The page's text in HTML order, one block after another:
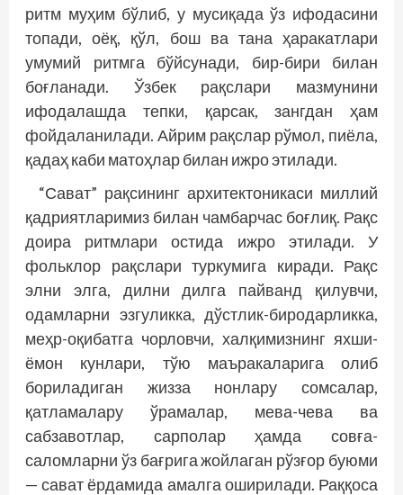
ритм муҳим бўлиб, у мусиқада ўз ифодасини
топади, оёқ, қўл, бош ва тана ҳаракатлари
умумий ритмга бўйсунади, бир-бири билан
боғланади. Ўзбек рақслари мазмунини
ифодалашда тепки, қарсак, зангдан ҳам
фойдаланилади. Айрим рақслар рўмол, пиёла,
қадаҳ каби матоҳлар билан ижро этилади.
“Сават” рақсининг архитектоникаси миллий
қадриятларимиз билан чамбарчас боғлиқ. Рақс
доира ритмлари остида ижро этилади. У
фольклор рақслари туркумига киради. Рақс
элни элга, дилни дилга пайванд қилувчи,
одамларни эзгуликка, дўстлик-биродарликка,
меҳр-оқибатга чорловчи, халқимизнинг яхши-
ёмон кунлари, тўю маъракаларига олиб
бориладиган жизза нонлару сомсалар,
қатламалару ўрамалар, мева-чева ва
сабзавотлар, сарполар ҳамда совға-
саломларни ўз бағрига жойлаган рўзғор буюми
— сават ёрдамида амалга оширилади. Раққоса